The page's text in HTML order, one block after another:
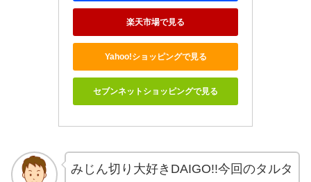
楽天市場で見る
Yahoo!ショッピングで見る
セブンネットショッピングで見る
みじん切り大好きDAIGO!!今回のタルタ